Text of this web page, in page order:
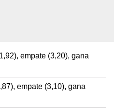
empate (3,20), gana
empate (3,10), gana